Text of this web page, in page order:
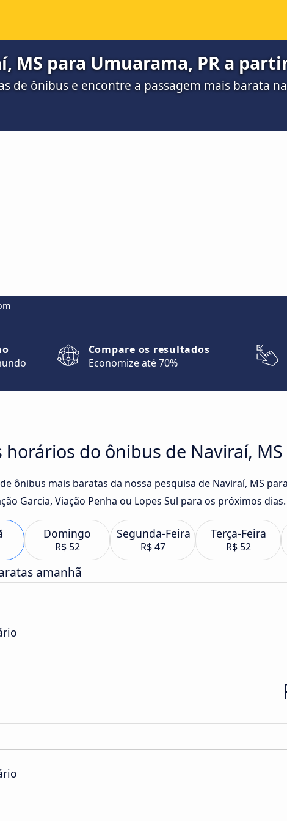
MS para Umuarama, PR a
de ônibus e encontre a passagem mais barata
Compare os resultados
Economize até 70%
do ônibus de Naviraí,
ônibus mais baratas da nossa pesquisa de Naviraí, MS
Garcia, Viação Penha ou Lopes Sul para os próximos dias.
Domingo
R$ 52
Segunda-Feira
R$ 47
Terça-Feira
R$ 52
amanhã